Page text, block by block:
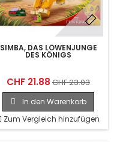
SIMBA, DAS LÖWENJUNGE
DES KÖNIGS
CHF 21.88 CHF 23.03
In den Warenkorb
Zum Vergleich hinzufügen